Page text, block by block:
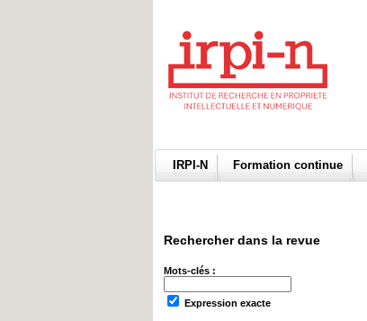
IRPI-N Formation continue
Rechercher dans la revue
Mots-clés :
Expression exacte